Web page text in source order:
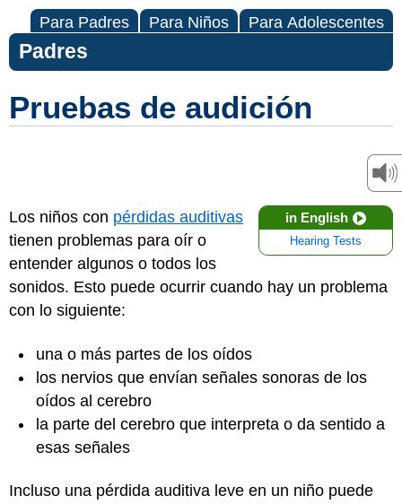
Para Padres Para Niños Para Adolescentes
Padres
Pruebas de audición
in English
Hearing Tests
Los niños con pérdidas auditivas
tienen problemas para oír o
entender algunos o todos los
sonidos. Esto puede ocurrir cuando hay un problema
con lo siguiente:
una o más partes de los oídos
los nervios que envían señales sonoras de los
oídos al cerebro
la parte del cerebro que interpreta o da sentido a
esas señales
Incluso una pérdida auditiva leve en un niño puede